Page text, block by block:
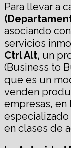
Para llevar a
asociando
servicios
Ctrl Alt, un
(Business to
que es un
venden
empresas, en
en clases de